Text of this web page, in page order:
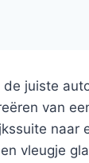
juiste
van
naar
vleugje